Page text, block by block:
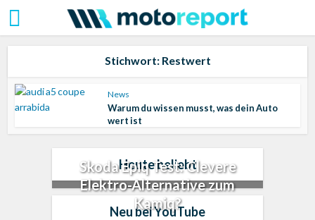
Stichwort: Restwert
News
Warum du wissen musst, was dein Auto
wert ist
Heute beliebt
Skoda Epiq Test: Clevere
Elektro-Alternative zum
Kamiq?
Neu bei YouTube